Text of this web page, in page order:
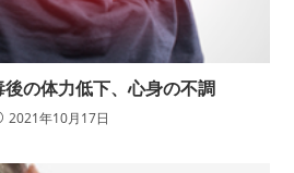
後の体力低下、心身の不調
2021年10月17日